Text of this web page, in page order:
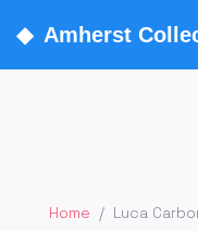
◆ Amherst
Home / Luca